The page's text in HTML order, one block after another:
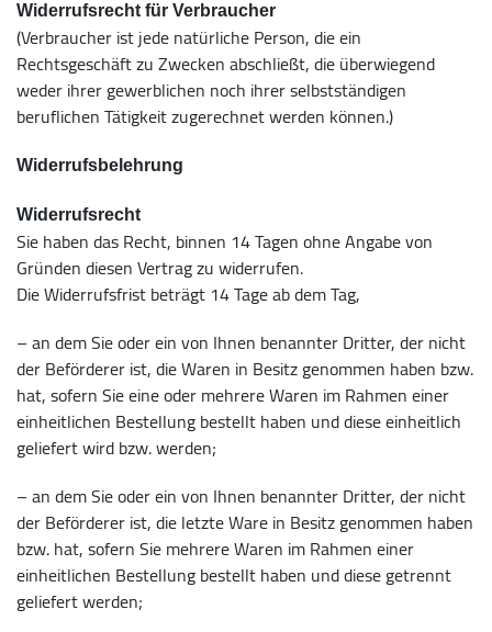
Widerrufsrecht für Verbraucher
(Verbraucher ist jede natürliche Person, die ein
Rechtsgeschäft zu Zwecken abschließt, die überwiegend
weder ihrer gewerblichen noch ihrer selbstständigen
beruflichen Tätigkeit zugerechnet werden können.)
Widerrufsbelehrung
Widerrufsrecht
Sie haben das Recht, binnen 14 Tagen ohne Angabe von
Gründen diesen Vertrag zu widerrufen.
Die Widerrufsfrist beträgt 14 Tage ab dem Tag,
– an dem Sie oder ein von Ihnen benannter Dritter, der nicht
der Beförderer ist, die Waren in Besitz genommen haben bzw.
hat, sofern Sie eine oder mehrere Waren im Rahmen einer
einheitlichen Bestellung bestellt haben und diese einheitlich
geliefert wird bzw. werden;
– an dem Sie oder ein von Ihnen benannter Dritter, der nicht
der Beförderer ist, die letzte Ware in Besitz genommen haben
bzw. hat, sofern Sie mehrere Waren im Rahmen einer
einheitlichen Bestellung bestellt haben und diese getrennt
geliefert werden;